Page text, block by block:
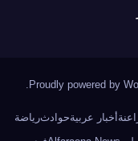
Proudly powered by
.
أخبار عربيةحوادثرياضة